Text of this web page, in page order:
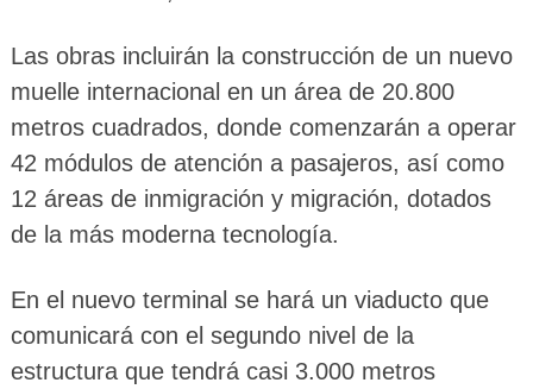
Las obras incluirán la construcción de un nuevo
muelle internacional en un área de 20.800
metros cuadrados, donde comenzarán a operar
42 módulos de atención a pasajeros, así como
12 áreas de inmigración y migración, dotados
de la más moderna tecnología.
En el nuevo terminal se hará un viaducto que
comunicará con el segundo nivel de la
estructura que tendrá casi 3.000 metros